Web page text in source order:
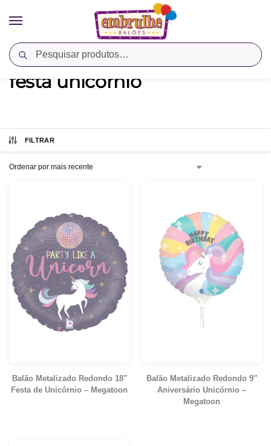
Pesquisar
Início Produtos marcados com a tag “festa unicórnio”
festa unicórnio
FILTRAR
Balão Metalizado Redondo 18″
Festa de Unicórnio – Megatoon
Balão Metalizado Redondo 9″
Aniversário Unicórnio –
Megatoon